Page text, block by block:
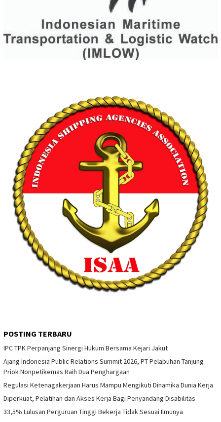
POSTING TERBARU
IPC TPK Perpanjang Sinergi Hukum Bersama Kejari Jakut
Ajang Indonesia Public Relations Summit 2026, PT Pelabuhan Tanjung
Priok Nonpetikemas Raih Dua Penghargaan
Regulasi Ketenagakerjaan Harus Mampu Mengikuti Dinamika Dunia Kerja
Diperkuat, Pelatihan dan Akses Kerja Bagi Penyandang Disabilitas
33,5% Lulusan Perguruan Tinggi Bekerja Tidak Sesuai Ilmunya